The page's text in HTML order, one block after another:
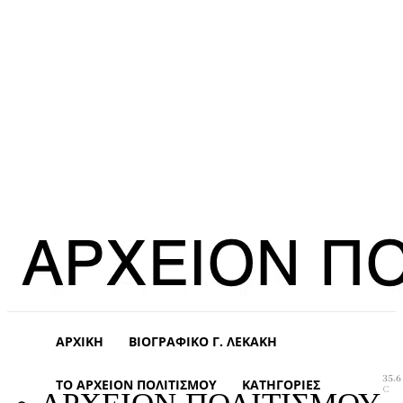
ΑΡΧΙΚΉ ΒΙΟΓΡΑΦΙΚΌ Γ. ΛΕΚΆΚΗ
ΤΟ ΑΡΧΕΊΟΝ ΠΟΛΙΤΙΣΜΟΎ ΚΑΤΗΓΟΡΊΕΣ
35.6
C